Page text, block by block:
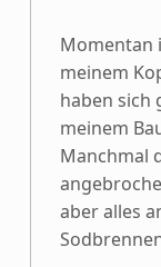
Momentan
meinem
haben sich
meinem
Manchmal
aber alles